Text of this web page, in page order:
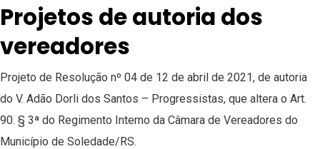
Projetos de autoria dos
vereadores
Projeto de Resolução nº 04 de 12 de abril de 2021, de autoria
do V. Adão Dorli dos Santos – Progressistas, que altera o Art.
90. § 3ª do Regimento Interno da Câmara de Vereadores do
Município de Soledade/RS.